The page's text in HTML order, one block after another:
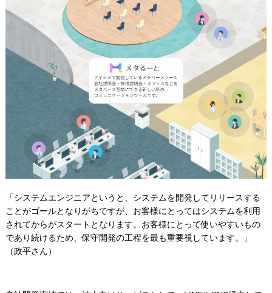
「システムエンジニアというと、システムを開発してリリースする
ことがゴールとなりがちですが、お客様にとってはシステムを利用
されてからがスタートとなります。お客様にとって使いやすいもの
であり続けるため、保守開発の工程を最も重要視しています。」
（政平さん）